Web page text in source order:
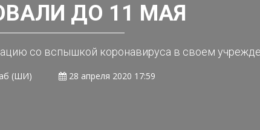
ДО 11 МАЯ
со вспышкой коронавируса в своем
(ШИ) 28 апреля 2020 17:59